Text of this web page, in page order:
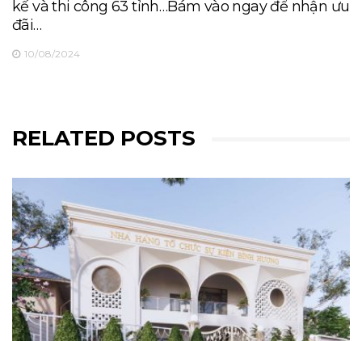
kế và thi công 63 tỉnh…Bám vào ngay để nhận ưu
đãi…
10/08/2024
RELATED POSTS